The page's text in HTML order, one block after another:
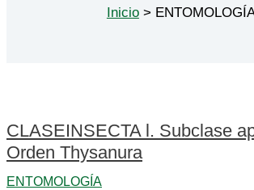
Inicio
CLASEINSECTA l. Subclase
Orden Thysanura
ENTOMOLOGÍA